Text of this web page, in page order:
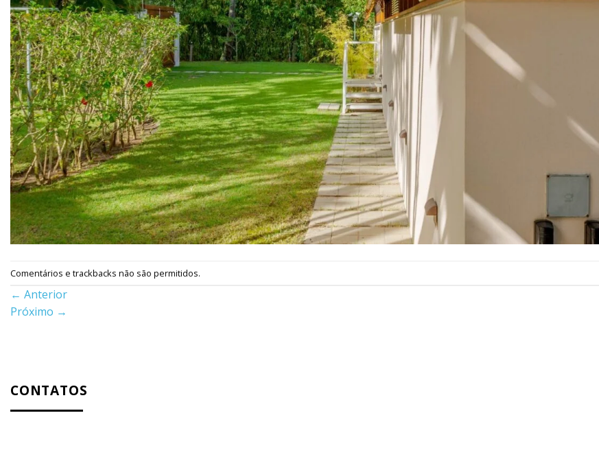
Comentários e trackbacks não são permitidos.
← Anterior
Próximo →
CONTATOS